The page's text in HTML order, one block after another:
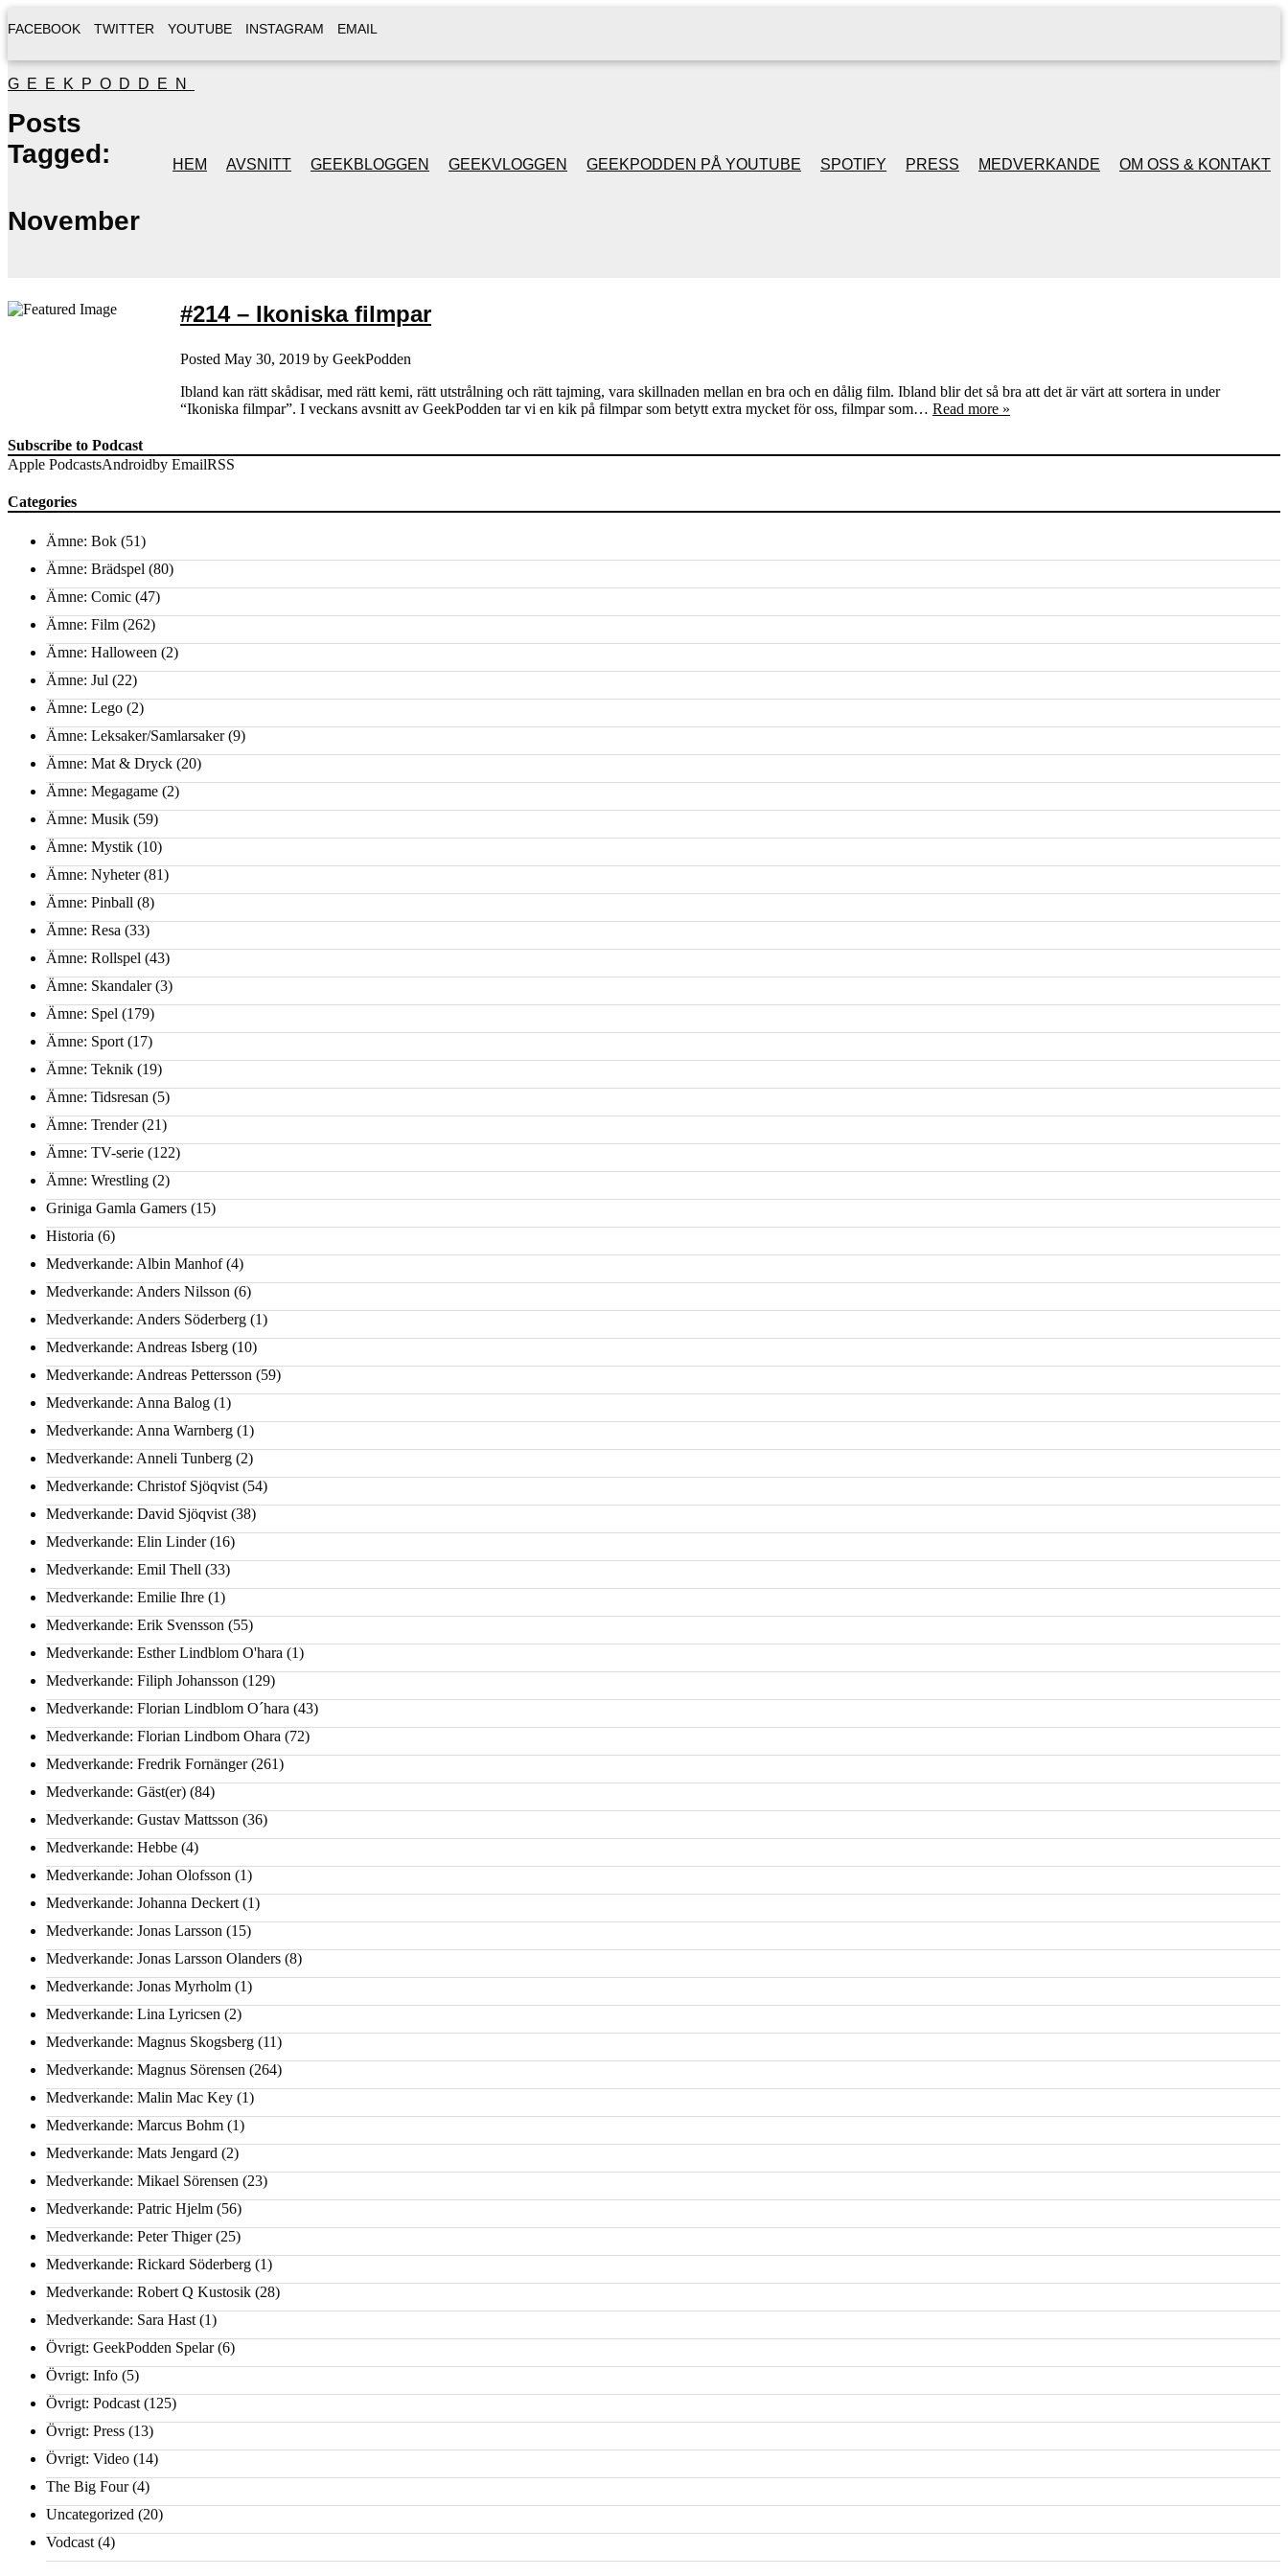
FACEBOOK TWITTER YOUTUBE INSTAGRAM EMAIL
GEEKPODDEN
HEM AVSNITT GEEKBLOGGEN GEEKVLOGGEN GEEKPODDEN PÅ YOUTUBE
JULSPECIALER 2013
SPOTIFY PRESS MEDVERKANDE OM OSS & KONTAKT
Posts
Tagged:
November
#214 – Ikoniska filmpar
Posted May 30, 2019 by GeekPodden
Ibland kan rätt skådisar, med rätt kemi, rätt utstrålning och rätt tajming, vara skillnaden mellan en bra och en dålig film. Ibland blir det så bra att det är värt att sortera in under
“Ikoniska filmpar”. I veckans avsnitt av GeekPodden tar vi en kik på filmpar som betytt extra mycket för oss, filmpar som… Read more »
Subscribe to Podcast
Apple PodcastsAndroidby EmailRSS
Categories
Ämne: Bok (51)
Ämne: Brädspel (80)
Ämne: Comic (47)
Ämne: Film (262)
Ämne: Halloween (2)
Ämne: Jul (22)
Ämne: Lego (2)
Ämne: Leksaker/Samlarsaker(9)
Ämne: Mat & Dryck (20)
Ämne: Megagame (2)
Ämne: Musik (59)
Ämne: Mystik (10)
Ämne: Nyheter(81)
Ämne: Pinball (8)
Ämne: Resa (33)
Ämne: Rollspel (43)
Ämne: Skandaler(3)
Ämne: Spel (179)
Ämne: Sport (17)
Ämne: Teknik (19)
Ämne: Tidsresan (5)
Ämne: Trender(21)
Ämne: TV-serie (122)
Ämne: Wrestling (2)
Griniga Gamla Gamers (15)
Historia (6)
Medverkande: Albin Manhof(4)
Medverkande: Anders Nilsson (6)
Medverkande: Anders Söderberg (1)
Medverkande: Andreas Isberg (10)
Medverkande: Andreas Pettersson (59)
Medverkande: Anna Balog (1)
Medverkande: Anna Warnberg (1)
Medverkande: Anneli Tunberg (2)
Medverkande: Christof Sjöqvist (54)
Medverkande: David Sjöqvist (38)
Medverkande: Elin Linder(16)
Medverkande: Emil Thell (33)
Medverkande: Emilie Ihre (1)
Medverkande: Erik Svensson (55)
Medverkande: Esther Lindblom O'hara (1)
Medverkande: Filiph Johansson (129)
Medverkande: Florian Lindblom O´hara (43)
Medverkande: Florian Lindbom Ohara (72)
Medverkande: Fredrik Fornänger(261)
Medverkande: Gäst(er) (84)
Medverkande: Gustav Mattsson (36)
Medverkande: Hebbe (4)
Medverkande: Johan Olofsson (1)
Medverkande: Johanna Deckert (1)
Medverkande: Jonas Larsson (15)
Medverkande: Jonas Larsson Olanders (8)
Medverkande: Jonas Myrholm (1)
Medverkande: Lina Lyricsen (2)
Medverkande: Magnus Skogsberg (11)
Medverkande: Magnus Sörensen (264)
Medverkande: Malin Mac Key (1)
Medverkande: Marcus Bohm (1)
Medverkande: Mats Jengard (2)
Medverkande: Mikael Sörensen (23)
Medverkande: Patric Hjelm (56)
Medverkande: Peter Thiger(25)
Medverkande: Rickard Söderberg (1)
Medverkande: Robert Q Kustosik (28)
Medverkande: Sara Hast (1)
Övrigt: GeekPodden Spelar(6)
Övrigt: Info (5)
Övrigt: Podcast (125)
Övrigt: Press (13)
Övrigt: Video (14)
The Big Four(4)
Uncategorized (20)
Vodcast (4)